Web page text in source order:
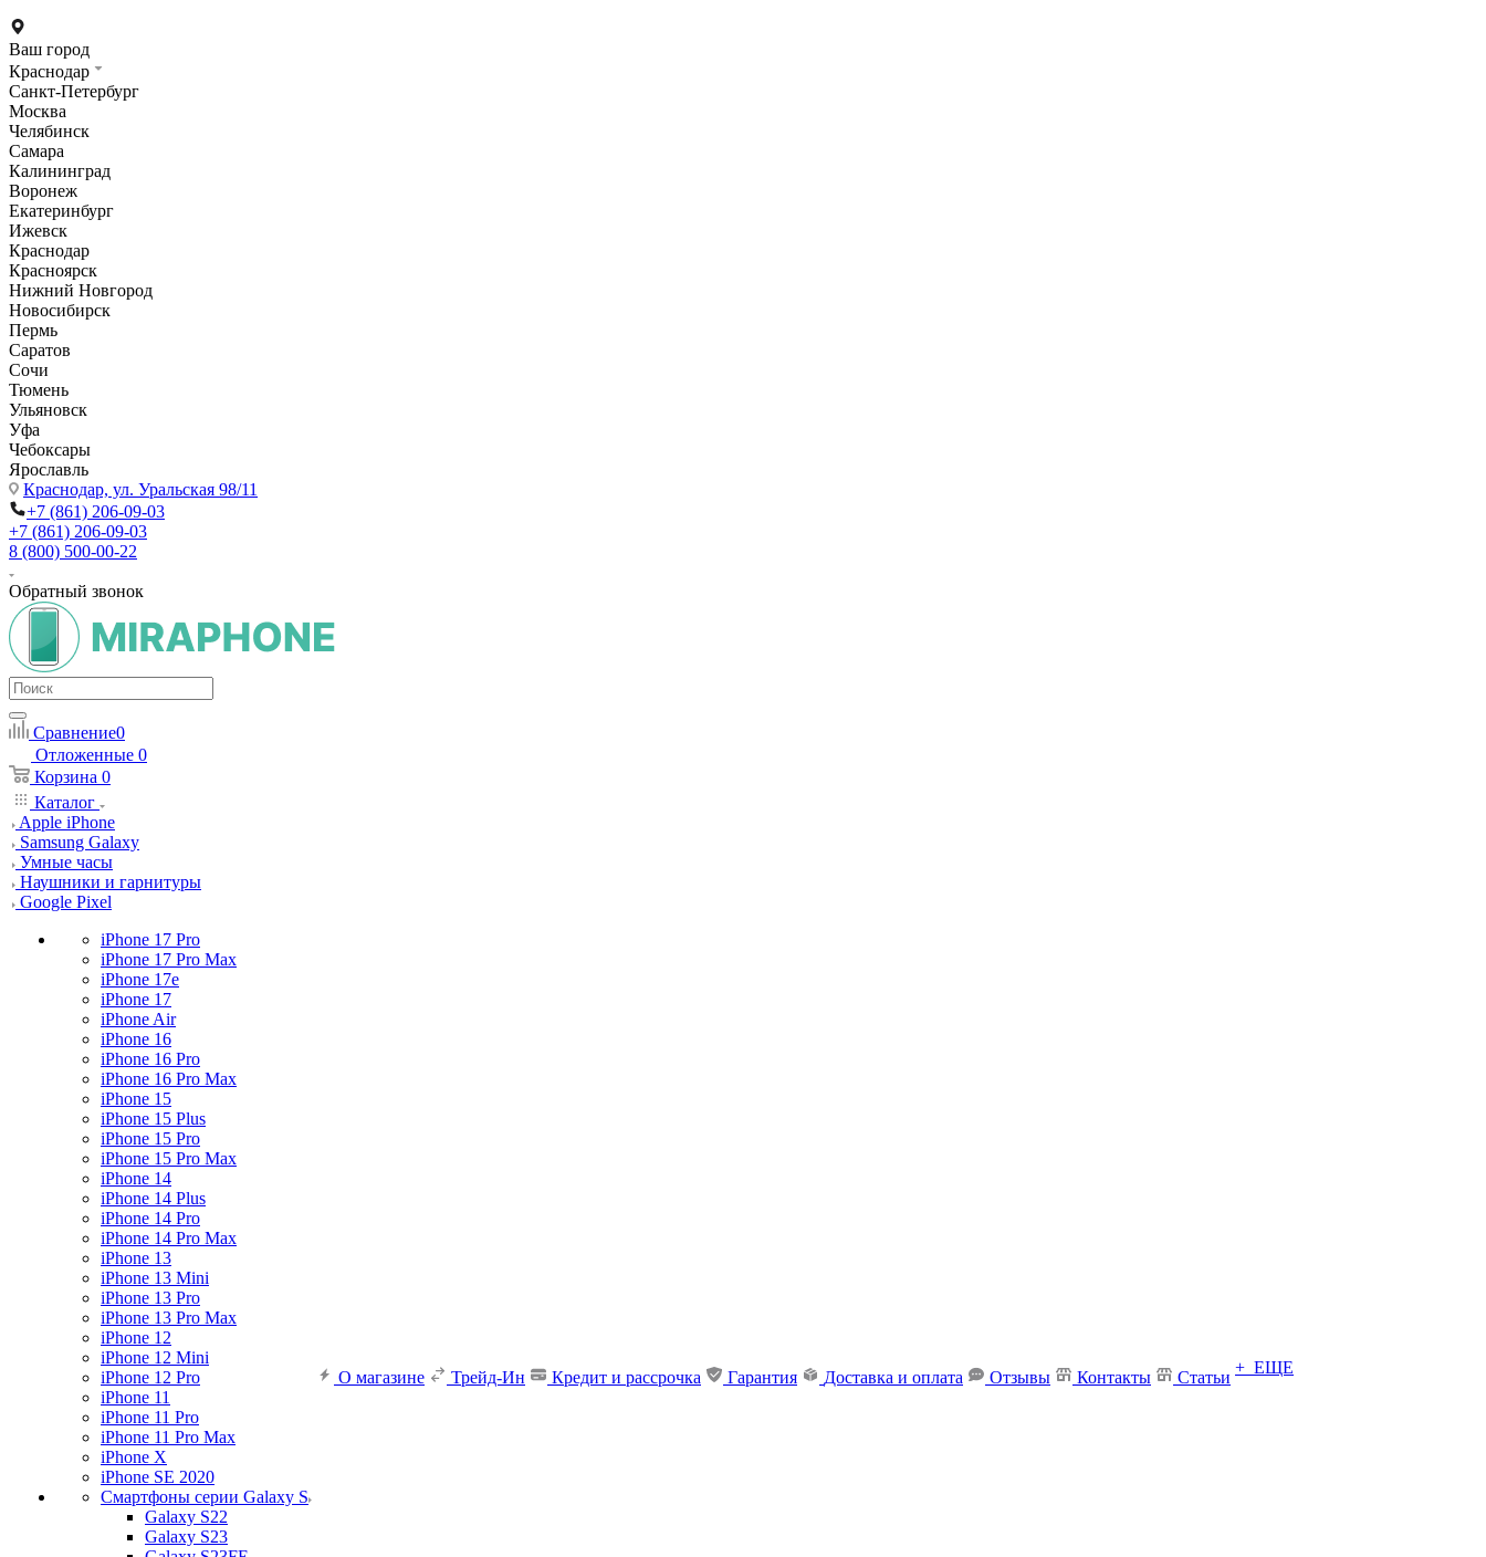
Ваш город
Краснодар
Санкт-Петербург
Москва
Челябинск
Самара
Калининград
Воронеж
Екатеринбург
Ижевск
Краснодар
Красноярск
Нижний Новгород
Новосибирск
Пермь
Саратов
Сочи
Тюмень
Ульяновск
Уфа
Чебоксары
Ярославль
Краснодар, ул. Уральская 98/11
+7 (861) 206-09-03
+7 (861) 206-09-03
8 (800) 500-00-22
Обратный звонок
Сравнение0
Отложенные 0
Корзина 0
Каталог
Apple iPhone
Samsung Galaxy
Умные часы
Наушники и гарнитуры
Google Pixel
iPhone 17 Pro
iPhone 17 Pro Max
iPhone 17e
iPhone 17
iPhone Air
iPhone 16
iPhone 16 Pro
iPhone 16 Pro Max
iPhone 15
iPhone 15 Plus
iPhone 15 Pro
iPhone 15 Pro Max
iPhone 14
iPhone 14 Plus
iPhone 14 Pro
iPhone 14 Pro Max
iPhone 13
iPhone 13 Mini
iPhone 13 Pro
iPhone 13 Pro Max
iPhone 12
iPhone 12 Mini
iPhone 12 Pro
iPhone 11
iPhone 11 Pro
iPhone 11 Pro Max
iPhone X
iPhone SE 2020
Смартфоны серии Galaxy S
Galaxy S22
Galaxy S23
О магазине Трейд-Ин Кредит и рассрочка Гарантия Доставка и оплата Отзывы Контакты Статьи
+ ЕЩЕ